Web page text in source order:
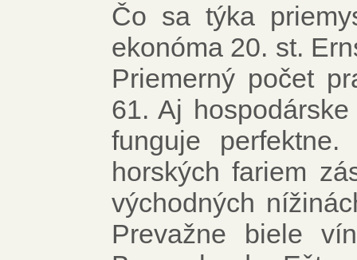
Čo sa týka
ekonóma 20. st.
Priemerný počet
61. Aj
funguje
horských fariem
východných
Prevažne biele